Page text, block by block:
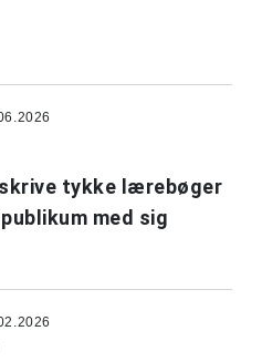
skrive tykke lærebøger
med sig